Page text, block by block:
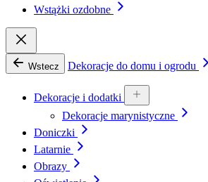
Wstążki ozdobne
Wstecz Dekoracje do domu i ogrodu
Dekoracje i dodatki
Dekoracje marynistyczne
Doniczki
Latarnie
Obrazy